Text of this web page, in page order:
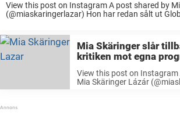
View this post on Instagram A post shared by
(@miaskaringerlazar) Hon har redan sålt ut
Mia Skäringer slår
kritiken mot egna
”Kroppshets”
View this post on Instagram
Mia Skäringer Lázár